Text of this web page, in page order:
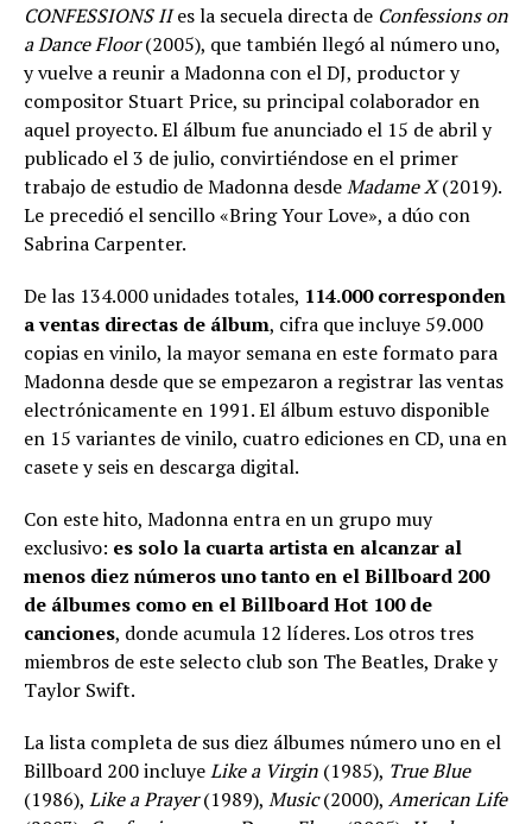
CONFESSIONS IIes la secuela directa de Confessions on
a Dance Floor(2005), que también llegó al número uno,
y vuelve a reunir a Madonna con el DJ, productor y
compositor Stuart Price, su principal colaborador en
aquel proyecto. El álbum fue anunciado el 15 de abril y
publicado el 3 de julio, convirtiéndose en el primer
trabajo de estudio de Madonna desdeMadame X(2019).
Le precedió el sencillo «Bring Your Love», a dúo con
Sabrina Carpenter.
De las 134.000 unidades totales, 114.000 corresponden
a ventas directas de álbum, cifra que incluye 59.000
copias en vinilo, la mayor semana en este formato para
Madonna desde que se empezaron a registrar las ventas
electrónicamente en 1991. El álbum estuvo disponible
en 15 variantes de vinilo, cuatro ediciones en CD, una en
casete y seis en descarga digital.
Con este hito, Madonna entra en un grupo muy
exclusivo: es solo la cuarta artista en alcanzar al
menos diez números uno tanto en el Billboard 200
de álbumes como en el Billboard Hot 100 de
canciones, donde acumula 12 líderes. Los otros tres
miembros de este selecto club son The Beatles, Drake y
Taylor Swift.
La lista completa de sus diez álbumes número uno en el
Billboard 200 incluyeLike a Virgin (1985), True Blue
(1986), Like a Prayer(1989), Music(2000), American Life